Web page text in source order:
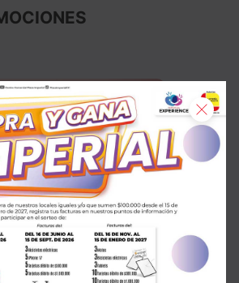
Quedan 21 días